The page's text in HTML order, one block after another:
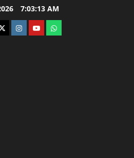
7:03:14 AM
instagram.com
youtubewhatsapp